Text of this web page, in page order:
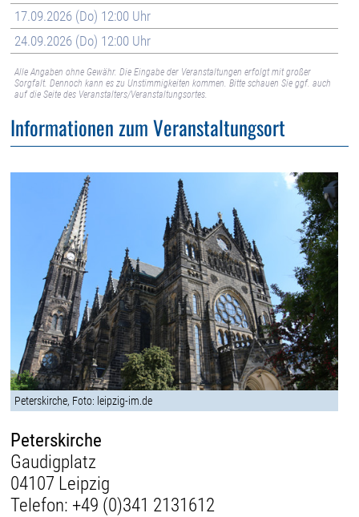
17.09.2026 (Do) 12:00 Uhr
24.09.2026 (Do) 12:00 Uhr
Alle Angaben ohne Gewähr. Die Eingabe der Veranstaltungen erfolgt mit großer
Sorgfalt. Dennoch kann es zu Unstimmigkeiten kommen. Bitte schauen Sie ggf. auch
auf die Seite des Veranstalters/Veranstaltungsortes.
Informationen zum Veranstaltungsort
Peterskirche, Foto: leipzig-im.de
Peterskirche
Gaudigplatz
04107 Leipzig
Telefon: +49 (0)341 2131612